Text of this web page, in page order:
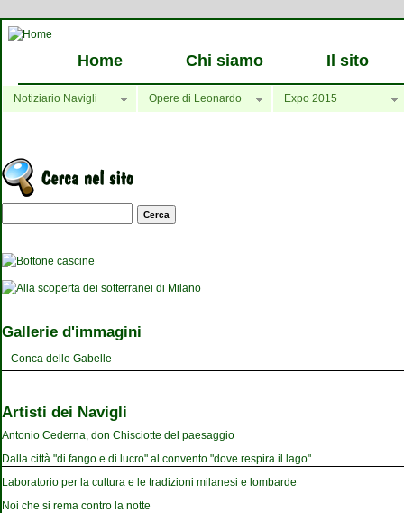
Home Chi siamo Il sito
Notiziario Navigli Opere di Leonardo Expo 2015
Maschera di ricerca
Gallerie d'immagini
Conca delle Gabelle
Artisti dei Navigli
Antonio Cederna, don Chisciotte del paesaggio
Dalla città "di fango e di lucro" al convento "dove respira il lago"
Laboratorio per la cultura e le tradizioni milanesi e lombarde
Noi che si rema contro la notte